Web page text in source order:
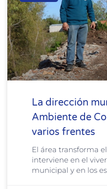
La dirección
Ambiente de
varios frentes
El área transforma
interviene en el
municipal y en los